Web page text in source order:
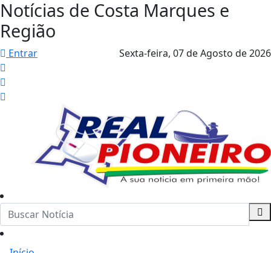
Notícias de Costa Marques e
Região
Entrar Sexta-feira, 07 de Agosto de 2026